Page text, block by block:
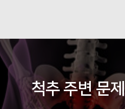
척추 주변 문제